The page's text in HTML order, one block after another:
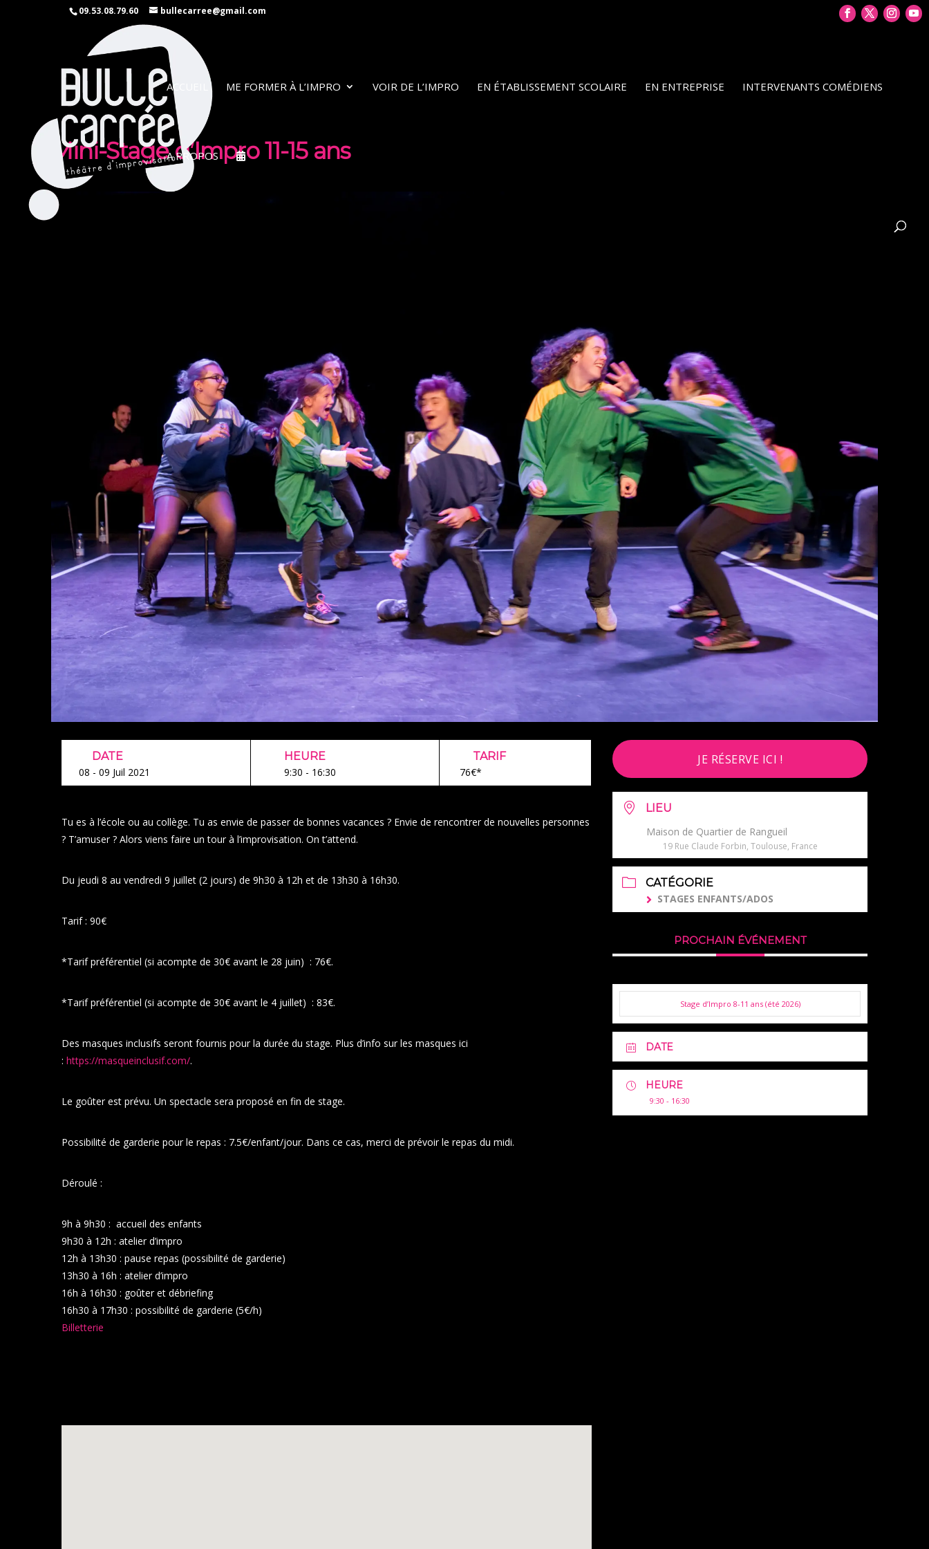
09.53.08.79.60 bullecarree@gmail.com
ACCUEIL ME FORMER À L’IMPRO VOIR DE L’IMPRO EN ÉTABLISSEMENT SCOLAIRE EN ENTREPRISE INTERVENANTS COMÉDIENS
A PROPOS
Mini-Stage d’Impro 11-15 ans
DATE
08 - 09 Juil 2021
HEURE
9:30 - 16:30
TARIF
76€*
Tu es à l’école ou au collège. Tu as envie de passer de bonnes vacances ? Envie de rencontrer de nouvelles personnes
? T’amuser ? Alors viens faire un tour à l’improvisation. On t’attend.
Du jeudi 8 au vendredi 9 juillet (2 jours) de 9h30 à 12h et de 13h30 à 16h30.
Tarif : 90€
*Tarif préférentiel (si acompte de 30€ avant le 28 juin) : 76€.
*Tarif préférentiel (si acompte de 30€ avant le 4 juillet) : 83€.
Des masques inclusifs seront fournis pour la durée du stage. Plus d’info sur les masques ici
: https://masqueinclusif.com/.
Le goûter est prévu. Un spectacle sera proposé en fin de stage.
Possibilité de garderie pour le repas : 7.5€/enfant/jour. Dans ce cas, merci de prévoir le repas du midi.
Déroulé :
9h à 9h30 : accueil des enfants
9h30 à 12h : atelier d’impro
12h à 13h30 : pause repas (possibilité de garderie)
13h30 à 16h : atelier d’impro
16h à 16h30 : goûter et débriefing
16h30 à 17h30 : possibilité de garderie (5€/h)
Billetterie
JE RÉSERVE ICI !
LIEU
Maison de Quartier de Rangueil
19 Rue Claude Forbin, Toulouse, France
CATÉGORIE
STAGES ENFANTS/ADOS
PROCHAIN ÉVÉNEMENT
Stage d’Impro 8-11 ans (été 2026)
DATE
HEURE
9:30 - 16:30